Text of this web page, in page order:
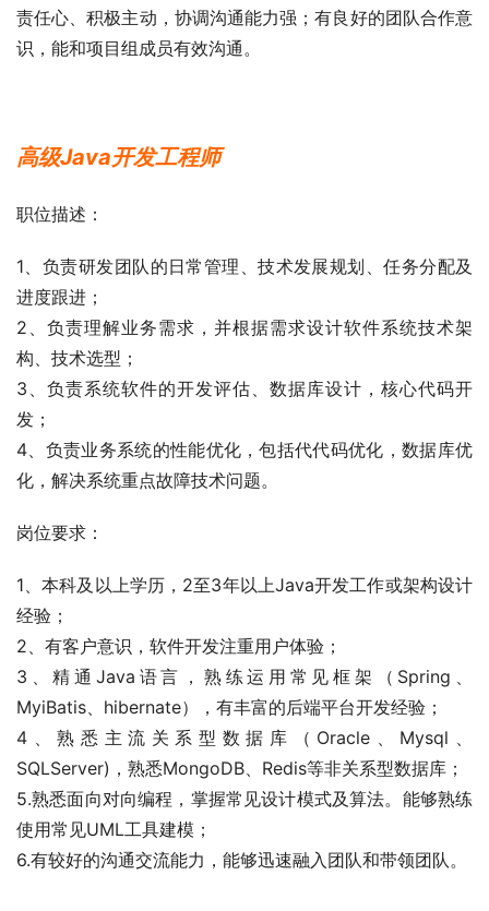
责任心、积极主动，协调沟通能力强；有良好的团队合作意
识，能和项目组成员有效沟通。
高级Java开发工程师
职位描述：
1、负责研发团队的日常管理、技术发展规划、任务分配及
进度跟进；
2、负责理解业务需求，并根据需求设计软件系统技术架
构、技术选型；
3、负责系统软件的开发评估、数据库设计，核心代码开
发；
4、负责业务系统的性能优化，包括代代码优化，数据库优
化，解决系统重点故障技术问题。
岗位要求：
1、本科及以上学历，2至3年以上Java开发工作或架构设计
经验；
2、有客户意识，软件开发注重用户体验；
3、精通Java语言，熟练运用常见框架（Spring、
MyiBatis、hibernate），有丰富的后端平台开发经验；
4、熟悉主流关系型数据库（Oracle、Mysql、
SQLServer)，熟悉MongoDB、Redis等非关系型数据库；
5.熟悉面向对向编程，掌握常见设计模式及算法。能够熟练
使用常见UML工具建模；
6.有较好的沟通交流能力，能够迅速融入团队和带领团队。